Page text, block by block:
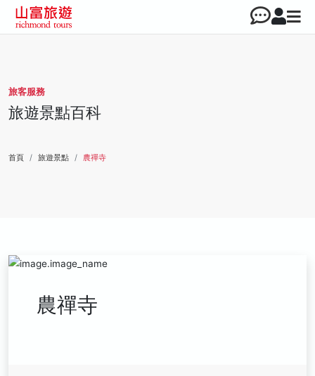
旅客服務
旅遊景點百科
首頁 旅遊景點 農禪寺
農禪寺